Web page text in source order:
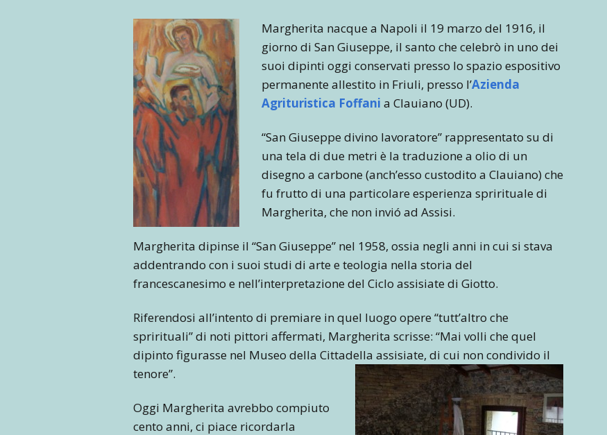
Margherita nacque a Napoli il 19 marzo del 1916, il
giorno di San Giuseppe, il santo che celebrò in uno dei
suoi dipinti oggi conservati presso lo spazio espositivo
permanente allestito in Friuli, presso l’Azienda
Agrituristica Foffani a Clauiano (UD).
“San Giuseppe divino lavoratore” rappresentato su di
una tela di due metri è la traduzione a olio di un
disegno a carbone (anch’esso custodito a Clauiano) che
fu frutto di una particolare esperienza sprirituale di
Margherita, che non invió ad Assisi.
Margherita dipinse il “San Giuseppe” nel 1958, ossia negli anni in cui si stava
addentrando con i suoi studi di arte e teologia nella storia del
francescanesimo e nell’interpretazione del Ciclo assisiate di Giotto.
Riferendosi all’intento di premiare in quel luogo opere “tutt’altro che
sprirituali” di noti pittori affermati, Margherita scrisse: “Mai volli che quel
dipinto figurasse nel Museo della Cittadella assisiate, di cui non condivido il
tenore”.
Oggi Margherita avrebbo compiuto
cento anni, ci piace ricordarla